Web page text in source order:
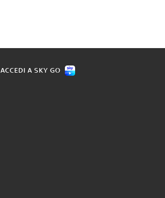
ACCEDI A SKY GO